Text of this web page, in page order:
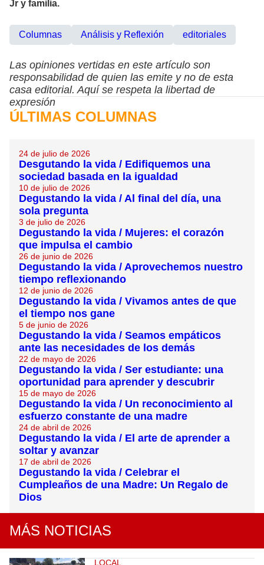
Jr y familia.
Columnas Análisis y Reflexión editoriales
Las opiniones vertidas en este artículo son
responsabilidad de quien las emite y no de esta
casa editorial. Aquí se respeta la libertad de
expresión
ÚLTIMAS COLUMNAS
24 de julio de 2026
Desgutando la vida / Edifiquemos una
sociedad basada en la igualdad
10 de julio de 2026
Degustando la vida / Al final del día, una
sola pregunta
3 de julio de 2026
Degustando la vida / Mujeres: el corazón
que impulsa el cambio
26 de junio de 2026
Degustando la vida / Aprovechemos nuestro
tiempo reflexionando
12 de junio de 2026
Degustando la vida / Vivamos antes de que
el tiempo nos gane
5 de junio de 2026
Degustando la vida / Seamos empáticos
ante las necesidades de los demás
22 de mayo de 2026
Degustando la vida / Ser estudiante: una
oportunidad para aprender y descubrir
15 de mayo de 2026
Degustando la vida / Un reconocimiento al
esfuerzo constante de una madre
24 de abril de 2026
Degustando la vida / El arte de aprender a
soltar y avanzar
17 de abril de 2026
Degustando la vida / Celebrar el
Cumpleaños de una Madre: Un Regalo de
Dios
MÁS NOTICIAS
LOCAL